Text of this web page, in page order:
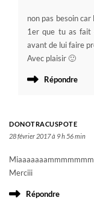
non pas besoin
1er que tu as fait
avant de lui faire
Avec plaisir 🙂
Répondre
DONOTRACUSPOTE
28 février 2017 à 9 h 56 min
Merciii
Répondre